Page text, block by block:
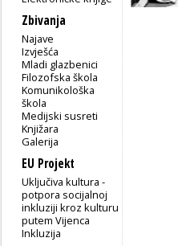
Zbivanja
Najave
Izvješća
Mladi glazbenici
Filozofska škola
Komunikološka
škola
Medijski susreti
Knjižara
Galerija
EU Projekt
Uključiva kultura -
potpora socijalnoj
inkluziji kroz kulturu
putem Vijenca
Inkluzija